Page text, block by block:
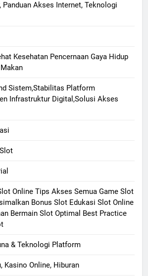
Panduan Akses Internet, Teknologi
Kesehatan Pencernaan Gaya Hidup
Sistem,Stabilitas Platform
Infrastruktur Digital,Solusi Akses
Online Tips Akses Semua Game Slot
Bonus Slot Edukasi Slot Online
Bermain Slot Optimal Best Practice
& Teknologi Platform
Kasino Online, Hiburan